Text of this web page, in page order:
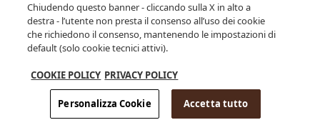
Chiudendo questo banner - cliccando sulla X in alto a
destra - l’utente non presta il consenso all’uso dei cookie
che richiedono il consenso, mantenendo le impostazioni di
default (solo cookie tecnici attivi).
COOKIE POLICY PRIVACY POLICY
Personalizza Cookie Accetta tutto